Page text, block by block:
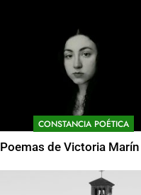
CONSTANCIA POÉTICA
Poemas de Victoria Marín